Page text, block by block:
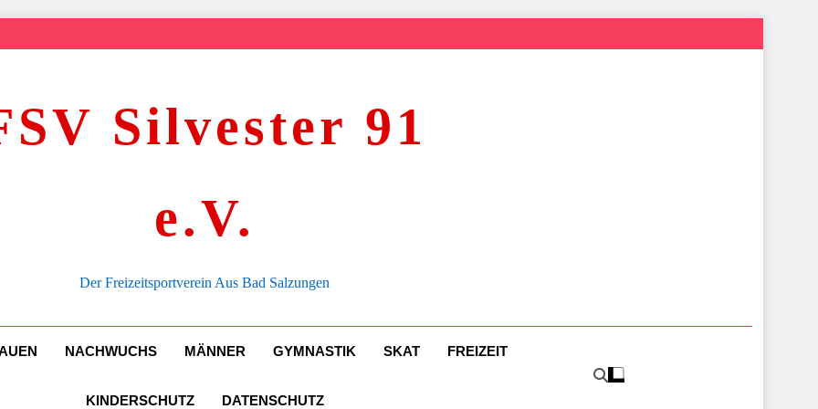
Silvester 91
e.V.
Der Freizeitsportverein Aus Bad Salzungen
NACHWUCHS MÄNNER GYMNASTIK SKAT FREIZEIT
KINDERSCHUTZ DATENSCHUTZ